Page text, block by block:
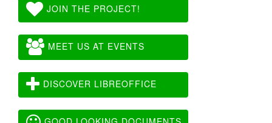
JOIN THE PROJECT!
MEET US AT EVENTS
DISCOVER LIBREOFFICE